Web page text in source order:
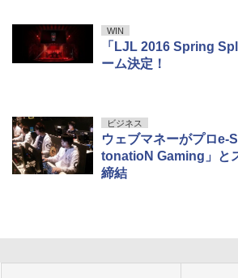
WIN
「LJL 2016 Spring
ーム決定！
ビジネス
ウェブマネーがプロe-
tonatioN Gaming」と
締結